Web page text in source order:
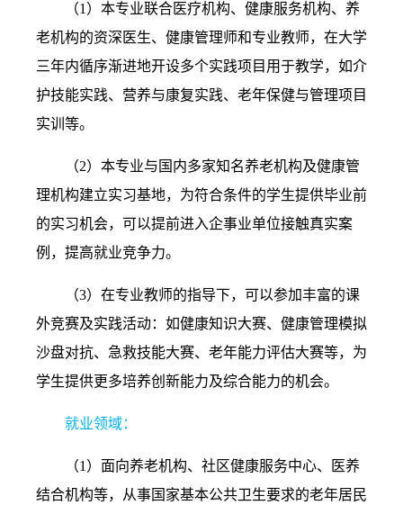
（1 ）本专业联合医疗机构、健康服务机构、养
老机构的资深医生、健康管理师和专业教师，在大学
三年内循序渐进地开设多个实践项目用于教学，如介
护技能实践、营养与康复实践、老年保健与管理项目
实训等。
（2）本专业与国内多家知名养老机构及健康管
理机构建立实习基地，为符合条件的学生提供毕业前
的实习机会，可以提前进入企事业单位接触真实案
例，提高就业竞争力。
（3）在专业教师的指导下，可以参加丰富的课
外竞赛及实践活动：如健康知识大赛、健康管理模拟
沙盘对抗、急救技能大赛、老年能力评估大赛等，为
学生提供更多培养创新能力及综合能力的机会。
就业领域：
（1 ）面向养老机构、社区健康服务中心、医养
结合机构等，从事国家基本公共卫生要求的老年居民